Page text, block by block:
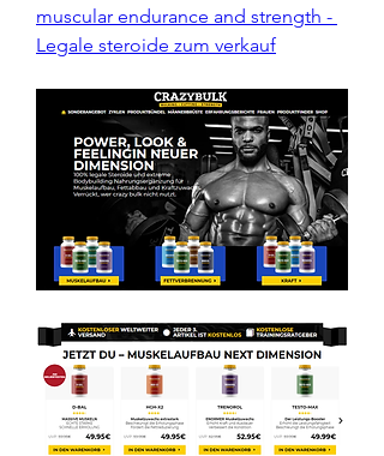
muscular endurance and strength -
Legale steroide zum verkauf